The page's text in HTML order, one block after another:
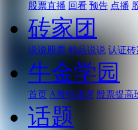
股票直播 回看 预告 点播
砖家团
说说股票 精品说说 认证砖
牛金学园
首页 A股特战课 股票提高
话题